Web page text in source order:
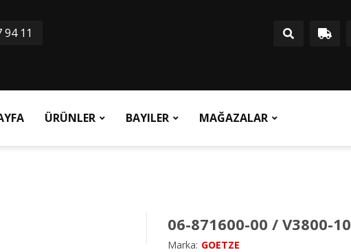
94 11
ÜRÜNLER BAYILER MAĞAZALAR
06-871600-00 / V3800-
Marka: GOETZE